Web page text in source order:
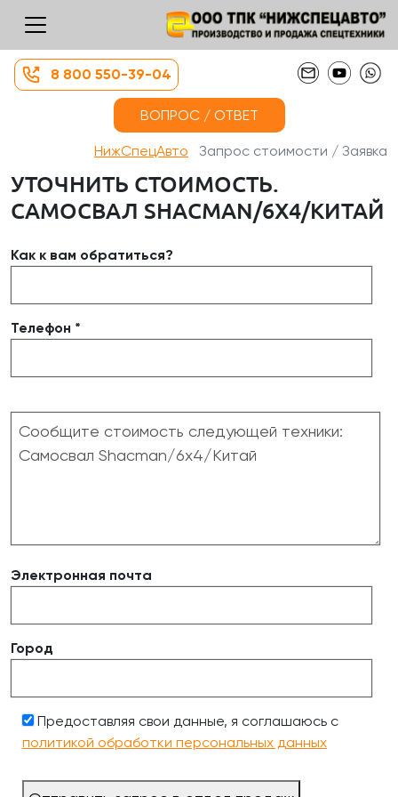
8 800 550-39-04
ВОПРОС / ОТВЕТ
НижСпецАвто Запрос стоимости / Заявка
УТОЧНИТЬ СТОИМОСТЬ.
САМОСВАЛ SHACMAN/6Х4/КИТАЙ
Как к вам обратиться?
Телефон *
Электронная почта
Город
Предоставляя свои данные, я соглашаюсь с
политикой обработки персональных данных